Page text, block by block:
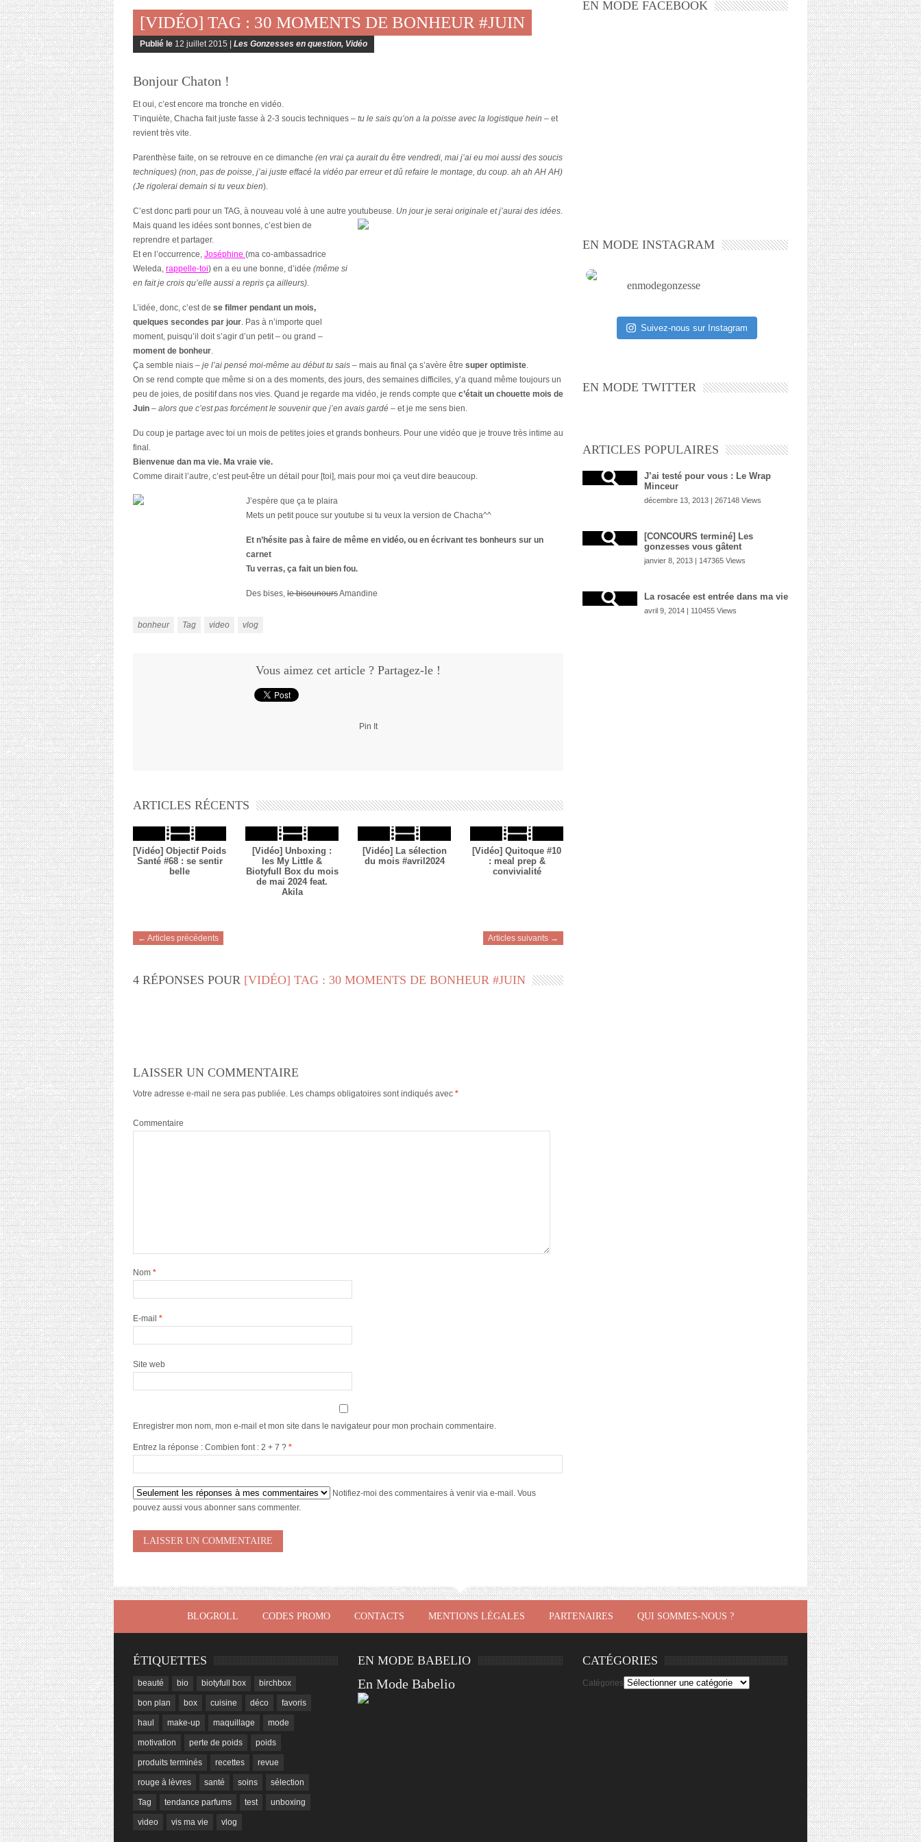
[VIDÉO] TAG : 30 MOMENTS DE BONHEUR #JUIN
Publié le 12 juillet 2015 | Les Gonzesses en question, Vidéo
Bonjour Chaton !
Et oui, c’est encore ma tronche en vidéo.
T’inquiète, Chacha fait juste fasse à 2-3 soucis techniques – tu le sais qu’on a la poisse avec la logistique hein – et
revient très vite.
Parenthèse faite, on se retrouve en ce dimanche (en vrai ça aurait du être vendredi, mai j’ai eu moi aussi des soucis
techniques) (non, pas de poisse, j’ai juste effacé la vidéo par erreur et dû refaire le montage, du coup. ah ah AH AH)
(Je rigolerai demain si tu veux bien).
C’est donc parti pour un TAG, à nouveau volé à une autre youtubeuse. Un jour je serai originale et j’aurai des idées.
Mais quand les idées sont bonnes, c’est bien de
reprendre et partager.
Et en l’occurrence, Joséphine (ma co-ambassadrice
Weleda, rappelle-toi) en a eu une bonne, d’idée (même si
en fait je crois qu’elle aussi a repris ça ailleurs).
L’idée, donc, c’est de se filmer pendant un mois,
quelques secondes par jour. Pas à n’importe quel
moment, puisqu’il doit s’agir d’un petit – ou grand –
moment de bonheur.
Ça semble niais – je l’ai pensé moi-même au début tu sais – mais au final ça s’avère être super optimiste.
On se rend compte que même si on a des moments, des jours, des semaines difficiles, y’a quand même toujours un
peu de joies, de positif dans nos vies. Quand je regarde ma vidéo, je rends compte que c’était un chouette mois de
Juin – alors que c’est pas forcément le souvenir que j’en avais gardé – et je me sens bien.
Du coup je partage avec toi un mois de petites joies et grands bonheurs. Pour une vidéo que je trouve très intime au
final.
Bienvenue dan ma vie. Ma vraie vie.
Comme dirait l’autre, c’est peut-être un détail pour [toi], mais pour moi ça veut dire beaucoup.
J’espère que ça te plaira
Mets un petit pouce sur youtube si tu veux la version de Chacha^^
Et n’hésite pas à faire de même en vidéo, ou en écrivant tes bonheurs sur un
carnet
Tu verras, ça fait un bien fou.
Des bises, le bisounoursAmandine
bonheur Tag video vlog
Vous aimez cet article ? Partagez-le !
Pin It
ARTICLES RÉCENTS
[Vidéo] Objectif Poids
Santé #68 : se sentir
belle
[Vidéo] Unboxing :
les My Little &
Biotyfull Box du mois
de mai 2024 feat.
Akila
[Vidéo] La sélection
du mois #avril2024
[Vidéo] Quitoque #10
: meal prep &
convivialité
← Articles précédents Articles suivants →
4 RÉPONSES POUR [VIDÉO] TAG : 30 MOMENTS DE BONHEUR #JUIN
LAISSER UN COMMENTAIRE
Votre adresse e-mail ne sera pas publiée. Les champs obligatoires sont indiqués avec *
Commentaire
Nom *
E-mail *
Site web
Enregistrer mon nom, mon e-mail et mon site dans le navigateur pour mon prochain commentaire.
Entrez la réponse : Combien font : 2 + 7 ? *
Notifiez-moi des commentaires à venir via e-mail. Vous
pouvez aussi vous abonner sans commenter.
EN MODE FACEBOOK
EN MODE INSTAGRAM
enmodegonzesse
Suivez-nous sur Instagram
EN MODE TWITTER
ARTICLES POPULAIRES
J’ai testé pour vous : Le Wrap
Minceur
décembre 13, 2013 | 267148 Views
[CONCOURS terminé] Les
gonzesses vous gâtent
janvier 8, 2013 | 147365 Views
La rosacée est entrée dans ma vie
avril 9, 2014 | 110455 Views
BLOGROLL CODES PROMO CONTACTS MENTIONS LÉGALES PARTENAIRES QUI SOMMES-NOUS ?
ÉTIQUETTES
beauté bio biotyfull box birchbox
bon plan box cuisine déco favoris
haul make-up maquillage mode
motivation perte de poids poids
produits terminés recettes revue
rouge à lèvres santé soins sélection
Tag tendance parfums test unboxing
video vis ma vie vlog
EN MODE BABELIO
En Mode Babelio
CATÉGORIES
Catégories